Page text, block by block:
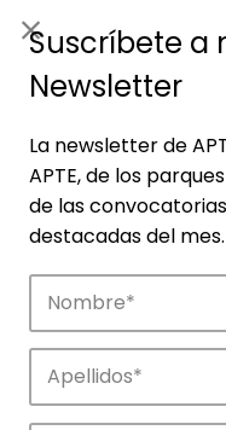
Descubre las
Suscríbete a
Newsletter
La newsletter de
APTE, de los
de las
destacadas del mes.